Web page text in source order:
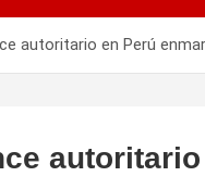
autoritario en Perú